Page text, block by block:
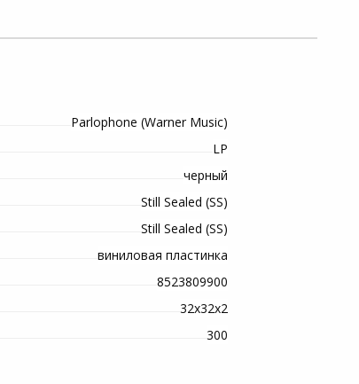
Parlophone (Warner Music)
LP
черный
Still Sealed (SS)
Still Sealed (SS)
виниловая пластинка
8523809900
32х32х2
300